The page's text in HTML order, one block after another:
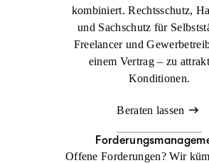
kombiniert. Rechtsschutz,
und Sachschutz für
Freelancer und
einem Vertrag – zu
Konditionen.
Beraten lassen
Offene Forderungen? Wir